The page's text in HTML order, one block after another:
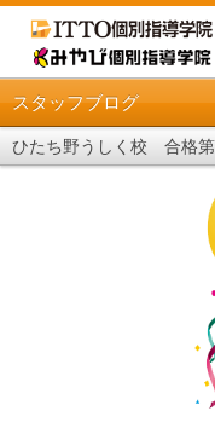
スタッフブログ
ひたち野うしく校 合格第